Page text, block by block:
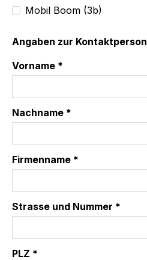
Mobil Boom (3b)
Angaben zur Kontaktperson
Vorname *
Nachname *
Firmenname *
Strasse und Nummer *
PLZ *